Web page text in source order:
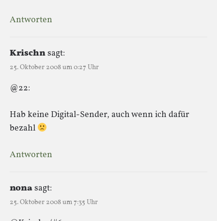
Antworten
Krischnsagt:
25. Oktober 2008 um 0:27 Uhr
@22:
Hab keine Digital-Sender, auch wenn ich dafür
bezahl
Antworten
nonasagt:
25. Oktober 2008 um 7:35 Uhr